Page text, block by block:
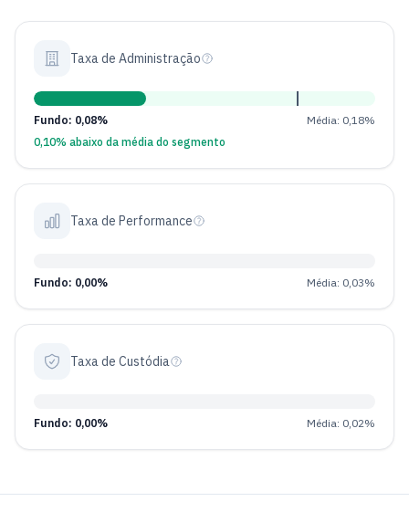
Taxa de Administração
Fundo: 0,08%
Média: 0,18%
0,10% abaixo da média do segmento
Taxa de Performance
Fundo: 0,00% Média: 0,03%
Taxa de Custódia
Fundo: 0,00% Média: 0,02%